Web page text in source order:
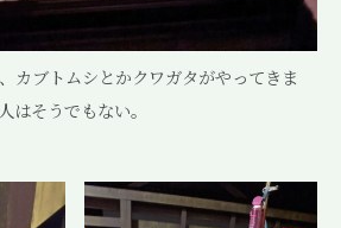
カブトムシとかクワガタがやってきま
はそうでもない。